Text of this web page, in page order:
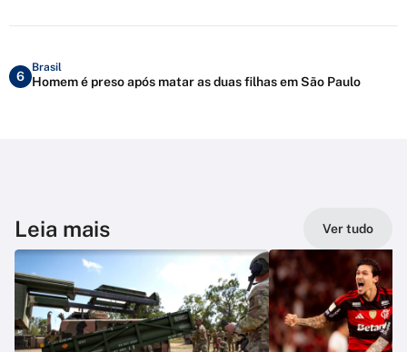
6
Brasil
Homem é preso após matar as duas filhas em São Paulo
Leia mais Ver tudo